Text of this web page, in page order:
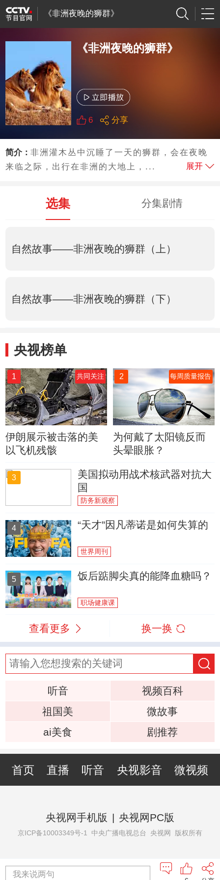
《非洲夜晚的狮群》
《非洲夜晚的狮群》
6 分享
简介：非洲灌木丛中沉睡了一天的狮群，会在夜晚
来临之际，出行在非洲的大地上，...
展开
选集 分集剧情
自然故事——非洲夜晚的狮群（上）
自然故事——非洲夜晚的狮群（下）
央视榜单
1 共同关注
伊朗展示被击落的美
以飞机残骸
2 每周质量报告
为何戴了太阳镜反而
头晕眼胀？
3
美国拟动用战术核武器对抗大
国
防务新观察
4 “天才”因凡蒂诺是如何失算的
世界周刊
5 饭后踮脚尖真的能降血糖吗？
职场健康课
查看更多 换一换
听音
视频百科
祖国美
微故事
ai美食
剧推荐
首页 直播 听音 央视影音 微视频
央视网手机版 | 央视网PC版
京ICP备10003349号-1 中央广播电视总台 央视网 版权所有
我来说两句